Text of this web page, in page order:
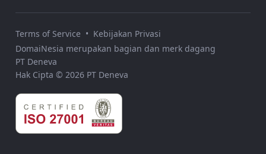
Terms of Service • Kebijakan Privasi
DomaiNesia merupakan bagian dan merk dagang
PT Deneva
Hak Cipta © 2026 PT Deneva